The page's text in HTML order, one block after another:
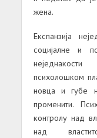
жена.
Експанзија
социјалне и
психолошком
новца и губе
променити.
контролу над
над